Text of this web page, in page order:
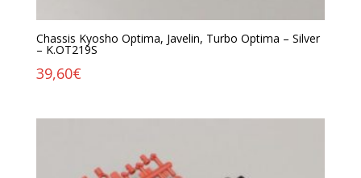
Chassis Kyosho Optima, Javelin, Turbo Optima – Silver
– K.OT219S
39,60€